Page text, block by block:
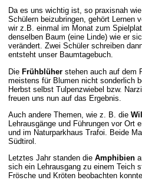
Da es uns wichtig ist, so praxisnah
Schülern beizubringen, gehört Lernen
wir z.B. einmal im Monat zum
denselben Baum (eine Linde) wie er
verändert. Zwei Schüler schreiben
entsteht unser Baumtagebuch.
Die Frühblüher stehen auch auf dem
meistens für Blumen nicht sonderlich
Herbst selbst Tulpenzwiebel bzw.
freuen uns nun auf das Ergebnis.
Auch andere Themen, wie z. B. die
Lehrausgänge und Führungen vor Ort
und im Naturparkhaus Trafoi. Beide
Südtirol.
Letztes Jahr standen die Amphibien
sich ein Lehrausgang zu einem Teich
Frösche und Kröten beobachten